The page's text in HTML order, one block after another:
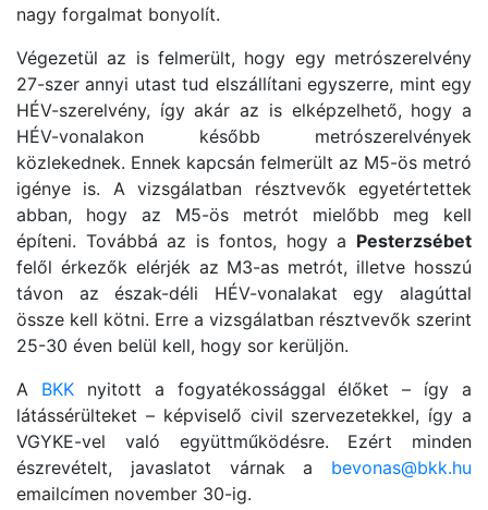
nagy forgalmat bonyolít.
Végezetül az is felmerült, hogy egy metrószerelvény
27-szer annyi utast tud elszállítani egyszerre, mint egy
HÉV-szerelvény, így akár az is elképzelhető, hogy a
HÉV-vonalakon később metrószerelvények
közlekednek. Ennek kapcsán felmerült az M5-ös metró
igénye is. A vizsgálatban résztvevők egyetértettek
abban, hogy az M5-ös metrót mielőbb meg kell
építeni. Továbbá az is fontos, hogy a Pesterzsébet
felől érkezők elérjék az M3-as metrót, illetve hosszú
távon az észak-déli HÉV-vonalakat egy alagúttal
össze kell kötni. Erre a vizsgálatban résztvevők szerint
25-30 éven belül kell, hogy sor kerüljön.
A BKKnyitott a fogyatékossággal élőket – így a
látássérülteket – képviselő civil szervezetekkel, így a
VGYKE-vel való együttműködésre. Ezért minden
észrevételt, javaslatot várnak a bevonas@bkk.hu
emailcímen november 30-ig.